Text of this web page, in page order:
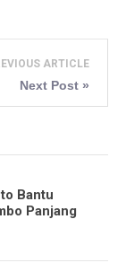
ARTICLE
Next Post »
Bantu
Panjang